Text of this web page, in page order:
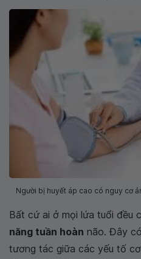
Người bị huyết áp cao có nguy cơ
Bất cứ ai ở mọi lứa tuổi đều
năng tuần hoàn não. Đây
tương tác giữa các yếu tố